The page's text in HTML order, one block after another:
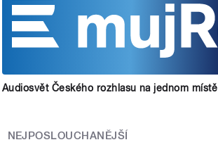
Audiosvět Českého rozhlasu na jednom místě
NEJPOSLOUCHANĚJŠÍ